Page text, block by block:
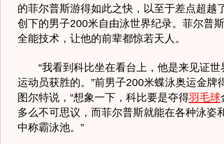
的菲尔普斯游得如此之快，以至于差点超越
创下的男子200米自由泳世界纪录。菲尔普
全能技术，让他的前辈都惊若天人。
“我看到科比坐在看台上，他是来见证世
运动员获胜的。”前男子200米蝶泳奥运金牌
图尔特说，“想象一下，科比要是夺得羽毛球
多么不可思议，而菲尔普斯就能在各种泳姿
中称霸泳池。”